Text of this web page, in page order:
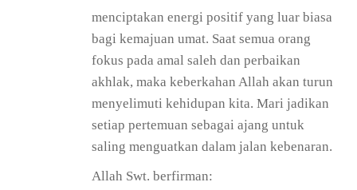
menciptakan energi positif yang luar biasa
bagi kemajuan umat. Saat semua orang
fokus pada amal saleh dan perbaikan
akhlak, maka keberkahan Allah akan turun
menyelimuti kehidupan kita. Mari jadikan
setiap pertemuan sebagai ajang untuk
saling menguatkan dalam jalan kebenaran.
Allah Swt. berfirman: